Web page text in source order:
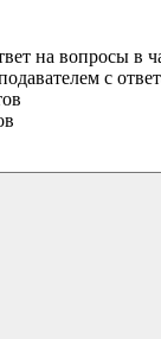
на вопросы в
с